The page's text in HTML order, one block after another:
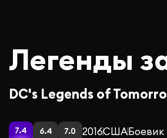
Легенды
DC's Legends of
7.4 6.4 7.0 2016СШАБоевик